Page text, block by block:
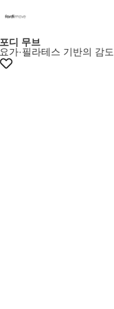
포디 무브
요가·필라테스 기반의 감